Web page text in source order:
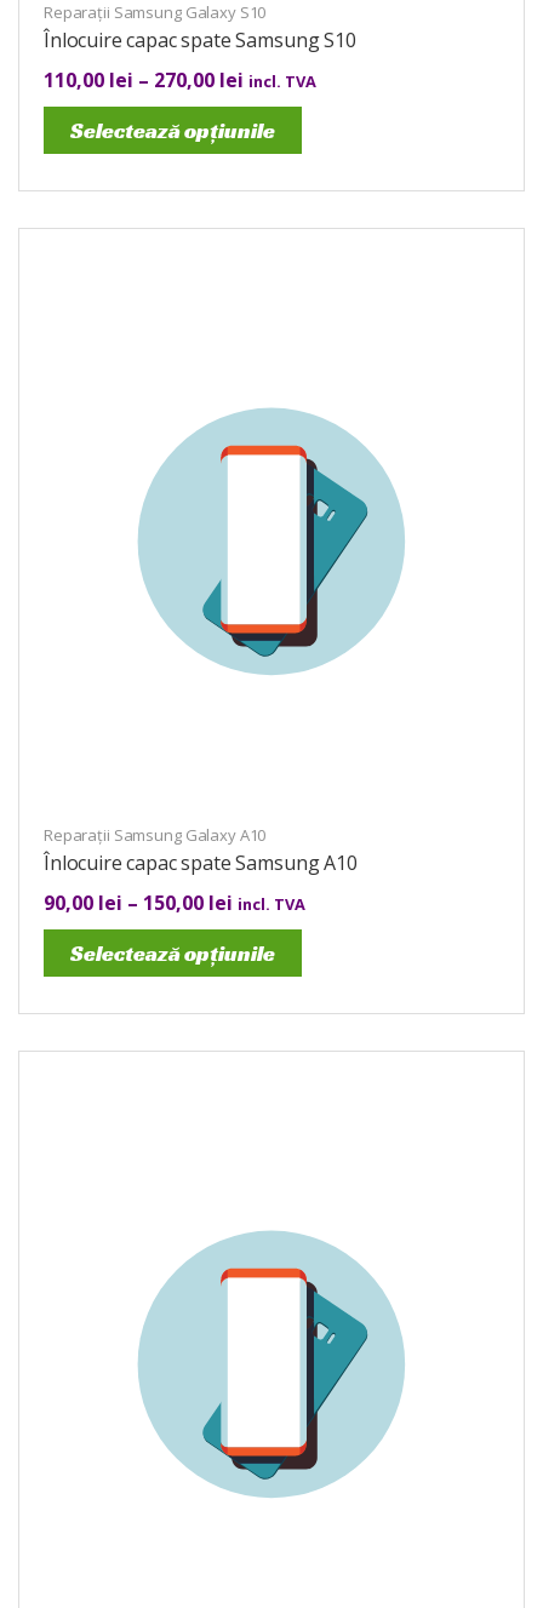
Reparații Samsung Galaxy S10
Înlocuire capac spate Samsung S10
110,00 lei – 270,00 lei incl. TVA
Selectează opțiunile
Reparații Samsung Galaxy A10
Înlocuire capac spate Samsung A10
90,00 lei – 150,00 lei incl. TVA
Selectează opțiunile